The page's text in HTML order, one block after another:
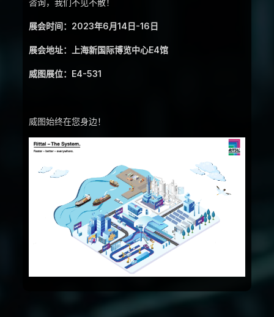
咨询，我们不见不散！
展会时间：2023年6月14日-16日
展会地址：上海新国际博览中心E4馆
威图展位：E4-531
威图始终在您身边！